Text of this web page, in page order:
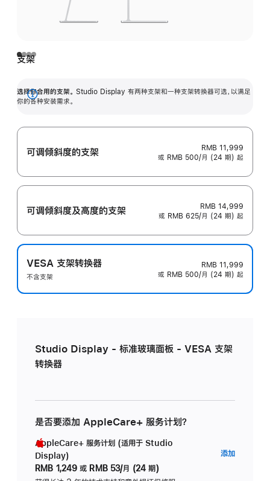
支架
选择你合用的支架。 Studio Display 有两种支架和一种支架转换器可选，以满足
你的各种安装需求。
展
可调倾斜度的支架
RMB 11,999
或 RMB 500/月 (24 期) 起
可调倾斜度及高‍度的支‍架
RMB 14,999
或 RMB 625/月 (24 期) 起
VESA 支架转换器
不含支架
RMB 11,999
或 RMB 500/月 (24 期) 起
Studio Display - 标准玻璃面板 - VESA 支架
转换器
是否要添加 AppleCare+ 服务计划？
AppleCare+ 服务计划 (适用于 Studio
Display)
RMB 1,249 或 RMB 53/月 (24 期)
添加